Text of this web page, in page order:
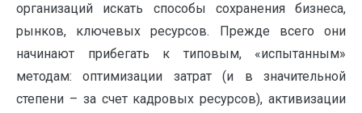
организаций искать способы сохранения бизнеса,
рынков, ключевых ресурсов. Прежде всего они
начинают прибегать к типовым, «испытанным»
методам: оптимизации затрат (и в значительной
степени – за счет кадровых ресурсов), активизации